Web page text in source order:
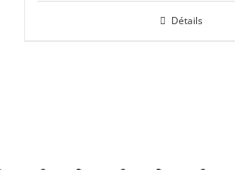
initial
actuel
Détails